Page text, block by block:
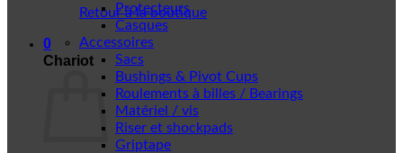
Retour à la boutique
0
Chariot
Protecteurs
Casques
Accessoires
Sacs
Bushings & Pivot Cups
Roulements à billes / Bearings
Matériel / vis
Riser et shockpads
Griptape